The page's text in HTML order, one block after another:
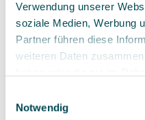
Verwendung unserer
soziale Medien, Werbung
Partner führen diese
weiteren Daten
Notwendig
Das Follow-Up ist der
Beziehung. Ob B2B-
Stakeholder: gezielte
Professionalität und
lassen sich automatisch